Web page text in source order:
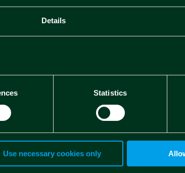
Details
Statistics
Use necessary cookies only
tra Edge
e Intelligenza
le novità per il
10